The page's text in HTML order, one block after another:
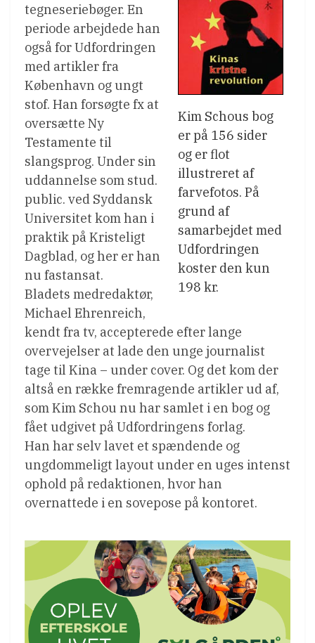
Kim Schous bog
er på 156 sider
og er flot
illustreret af
farvefotos. På
grund af
samarbejdet med
Udfordringen
koster den kun
198 kr.
tegneseriebøger. En
periode arbejdede han
også for Udfordringen
med artikler fra
København og ungt
stof. Han forsøgte fx at
oversætte Ny
Testamente til
slangsprog. Under sin
uddannelse som stud.
public. ved Syddansk
Universitet kom han i
praktik på Kristeligt
Dagblad, og her er han
nu fastansat.
Bladets medredaktør,
Michael Ehrenreich,
kendt fra tv, accepterede efter lange
overvejelser at lade den unge journalist
tage til Kina – under cover. Og det kom der
altså en række fremragende artikler ud af,
som Kim Schou nu har samlet i en bog og
fået udgivet på Udfordringens forlag.
Han har selv lavet et spændende og
ungdommeligt layout under en uges intenst
ophold på redaktionen, hvor han
overnattede i en sovepose på kontoret.